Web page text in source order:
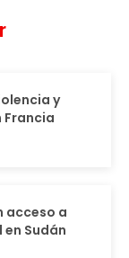
y
acceso a
Sudán